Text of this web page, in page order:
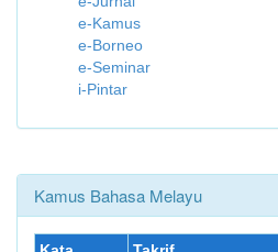
e-Kamus
e-Borneo
e-Seminar
i-Pintar
Kamus Bahasa Melayu